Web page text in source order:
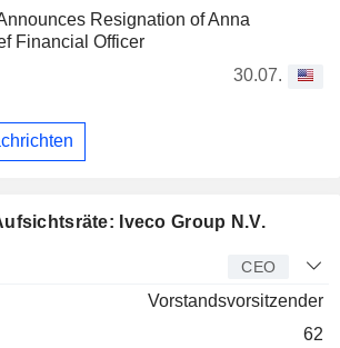
Resignation of Anna
Financial Officer
30.07.
Iveco Group N.V.
CEO
Vorstandsvorsitzender
62